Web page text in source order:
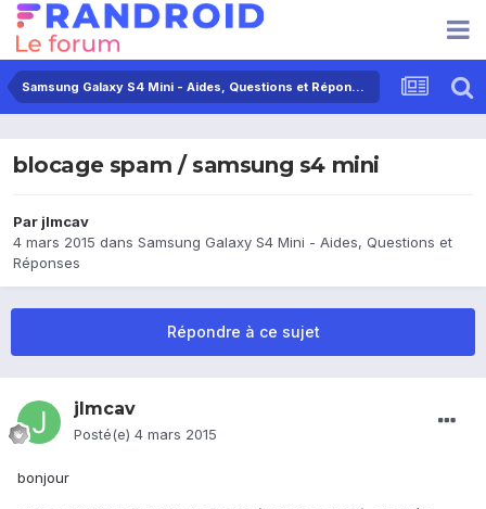
Samsung Galaxy S4 Mini - Aides, Questions et Réponses
blocage spam / samsung s4 mini
Par jlmcav
4 mars 2015 dans Samsung Galaxy S4 Mini - Aides, Questions et
Réponses
Répondre à ce sujet
jlmcav
Posté(e) 4 mars 2015
bonjour